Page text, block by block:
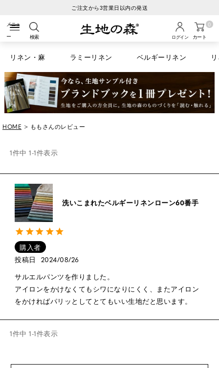
ご注文から3営業日以内の発送
検索 ログイン カート
0
リネン・麻 ラミーリネン ベルギーリネン
HOME ももさんのレビュー
1件中 1-1件表示
洗いこまれたベルギーリネンローン60番手
購入者
投稿日
2024/08/26
サルエルパンツを作りました。
アイロンをかけなくてもシワになりにくく、またアイロン
をかければパリッとしてとてもいい生地だと思います。
1件中 1-1件表示